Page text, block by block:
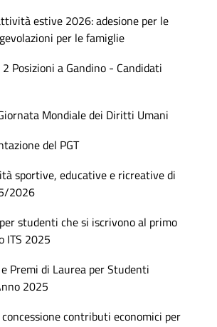
estive 2026: adesione per le
per le famiglie
Posizioni a Gandino - Candidati
Mondiale dei Diritti Umani
del PGT
sportive, educative e ricreative di
2026
studenti che si iscrivono al primo
ITS 2025
Premi di Laurea per Studenti
2025
contributi economici per